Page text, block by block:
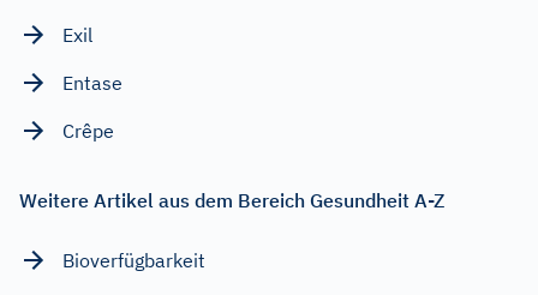
Exil
Entase
Crêpe
Weitere Artikel aus dem Bereich Gesundheit A-Z
Bioverfügbarkeit